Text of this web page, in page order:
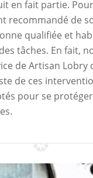
en fait partie.
recommandé de
qualifiée et
tâches. En fait,
de Artisan Lobry
de ces
pour se